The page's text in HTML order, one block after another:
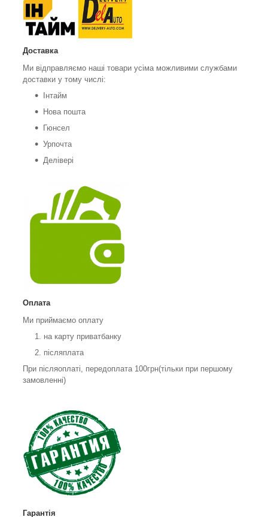
Доставка
Ми відправляємо наші товари усіма можливими службами
доставки у тому числі:
Інтайм
Нова пошта
Гюнсел
Урпочта
Делівері
Оплата
Ми приймаємо оплату
на карту приватбанку
післяплата
При післяоплаті, передоплата 100грн(тільки при першому
замовленні)
Гарантія